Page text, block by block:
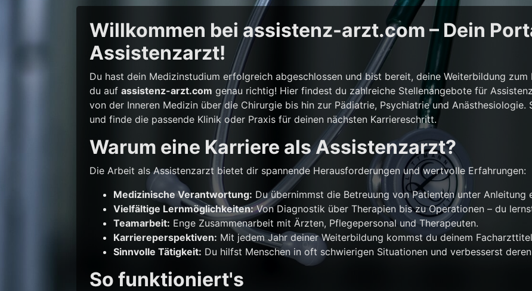
Willkommen bei assistenz-arzt.com – Dein
Assistenzarzt!
Du hast dein Medizinstudium erfolgreich abgeschlossen und bist bereit, deine Weiterbildung zum
du aufassistenz-arzt.com genau richtig! Hier findest du zahlreiche Stellenangebote für
von der Inneren Medizin über die Chirurgie bis hin zur Pädiatrie, Psychiatrie und
und finde die passende Klinik oder Praxis für deinen nächsten Karriereschritt.
Warum eine Karriere als Assistenzarzt?
Die Arbeit als Assistenzarzt bietet dir spannende Herausforderungen und wertvolle Erfahrungen:
Medizinische Verantwortung: Du übernimmst die Betreuung von Patienten unter Anleitung
Vielfältige Lernmöglichkeiten:Von Diagnostik über Therapien bis zu Operationen – du
Teamarbeit: Enge Zusammenarbeit mit Ärzten, Pflegepersonal und Therapeuten.
Karriereperspektiven: Mit jedem Jahr deiner Weiterbildung kommst du deinem
Sinnvolle Tätigkeit: Du hilfst Menschen in oft schwierigen Situationen und verbesserst
So funktioniert's